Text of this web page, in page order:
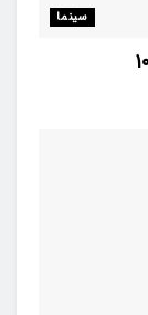
سینما